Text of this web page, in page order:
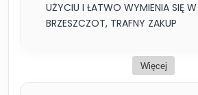
UŻYCIU I ŁATWO WYMIENIA SIĘ W
BRZESZCZOT, TRAFNY ZAKUP
Więcej